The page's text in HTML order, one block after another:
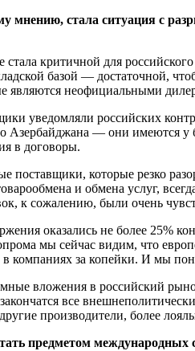
стала ситуация с
критичной для
базой — достаточной,
являются неофициальными
уведомляли российских
Азербайджана — они имеются у
в договоры.
поставщики, которые резко
и обмена услуг,
к сожалению, были очень
оказались не более 25%
мы сейчас видим, что
компаниях за копейки. И мы
вложения в российский
все
производители, более
предметом международных